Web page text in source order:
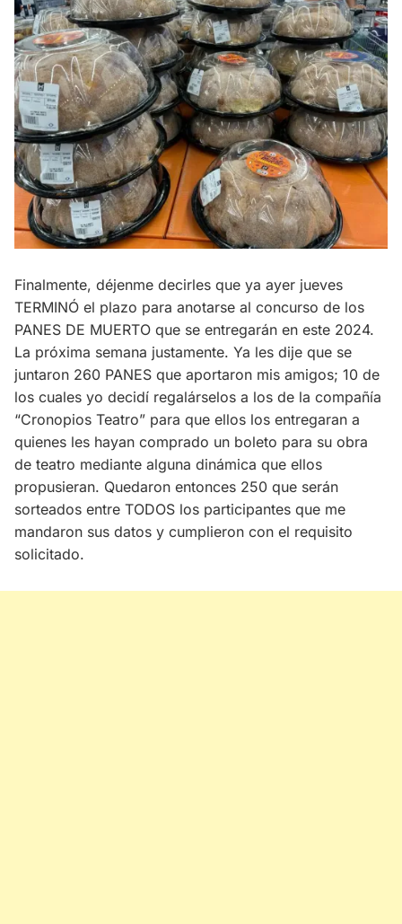
Finalmente, déjenme decirles que ya ayer jueves
TERMINÓ el plazo para anotarse al concurso de los
PANES DE MUERTO que se entregarán en este 2024.
La próxima semana justamente. Ya les dije que se
juntaron 260 PANES que aportaron mis amigos; 10 de
los cuales yo decidí regalárselos a los de la compañía
“Cronopios Teatro” para que ellos los entregaran a
quienes les hayan comprado un boleto para su obra
de teatro mediante alguna dinámica que ellos
propusieran. Quedaron entonces 250 que serán
sorteados entre TODOS los participantes que me
mandaron sus datos y cumplieron con el requisito
solicitado.